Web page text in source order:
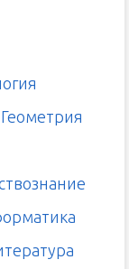
Геометрия